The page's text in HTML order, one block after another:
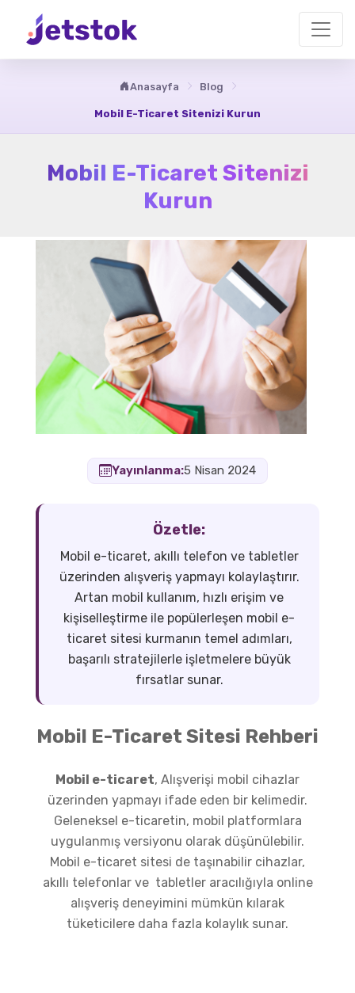
Anasayfa Blog
Mobil E-Ticaret Sitenizi Kurun
Mobil E-Ticaret Sitenizi
Kurun
Yayınlanma:5 Nisan 2024
Özetle:
Mobil e-ticaret, akıllı telefon ve tabletler
üzerinden alışveriş yapmayı kolaylaştırır.
Artan mobil kullanım, hızlı erişim ve
kişiselleştirme ile popülerleşen mobil e-
ticaret sitesi kurmanın temel adımları,
başarılı stratejilerle işletmelere büyük
fırsatlar sunar.
Mobil E-Ticaret Sitesi Rehberi
Mobil e-ticaret, Alışverişi mobil cihazlar
üzerinden yapmayı ifade eden bir kelimedir.
Geleneksel e-ticaretin, mobil platformlara
uygulanmış versiyonu olarak düşünülebilir.
Mobil e-ticaret sitesi de taşınabilir cihazlar,
akıllı telefonlar ve tabletler aracılığıyla online
alışveriş deneyimini mümkün kılarak
tüketicilere daha fazla kolaylık sunar.